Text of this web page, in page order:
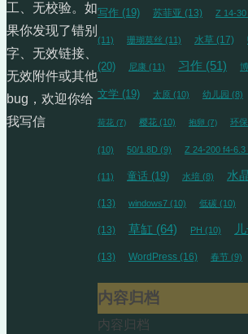
写作 (19) 苏菲亚 (13) Z 14-30
(11) 珊瑚莫丝 (11) 水草 (17)
(20) 尼康 (11) 习作 (51)
文学 (19) 太原 (10) 幼儿园 (8)
荷花 (7) 樱花 (10) 抱卵 (7) 环保
(10) 50/1.8D (9) Z 24-200 f4-6.3
(11) 童话 (19) 水培 (8) 水
(13) windows7 (10) 低碳 (10)
(13) 草缸 (64) PH (10)
(13) WordPress (16) 春节 (9)
内容归档
内容归档
工、无校验。如
果你发现了错别
字、无效链接、
无效附件或其他
bug，欢迎你给
我写信